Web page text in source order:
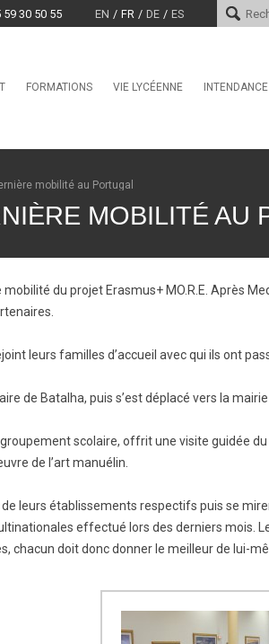
59 30 50 55 EN FR DE ES
et stages
FORMATIONS
Seconde GT
Américaine / BFI Américain
Première Générale / Terminale
Générale
Bac Pro CIEL
BAC STi2D
CPGE TSI
BTS CRSA
Licence Professionnelle
VIE LYCÉENNE
Conseil de la Vie Lycéenne
Santé, Culture, Citoyenneté
Education physique et
INTENDANCE
Paiement
mobilité au Portugal
MOBILITÉ AU
du projet Erasmus+ MO.R.E. Après
leurs familles d’accueil avec qui ils ont
de Batalha, puis s’est déplacé vers la
scolaire, offrit une visite guidée
de l’art manuélin.
leurs établissements respectifs puis se
effectué lors des derniers mois.
chacun doit donc donner le meilleur de lui-